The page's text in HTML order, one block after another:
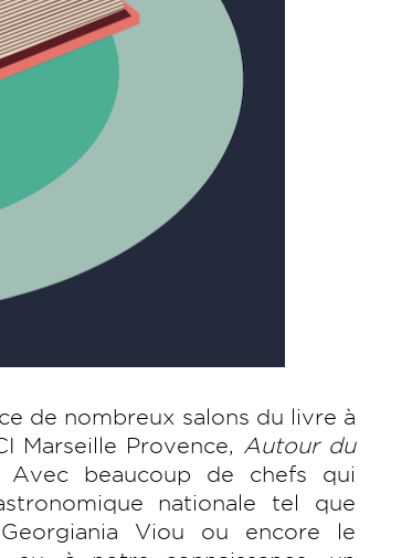
de nombreux salons du livre à
Marseille Provence, Autour du
beaucoup de chefs qui
nationale tel que
Viou ou encore le